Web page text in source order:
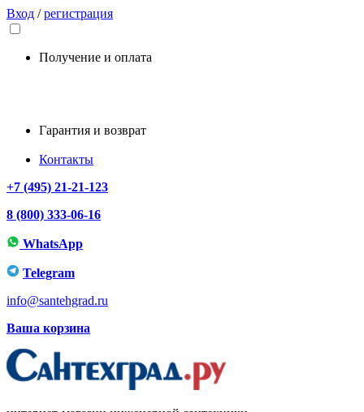
Вход /регистрация
Получение и оплата
Гарантия и возврат
Контакты
+7 (495) 21-21-123
8 (800) 333-06-16
WhatsApp
Telegram
info@santehgrad.ru
Ваша корзина